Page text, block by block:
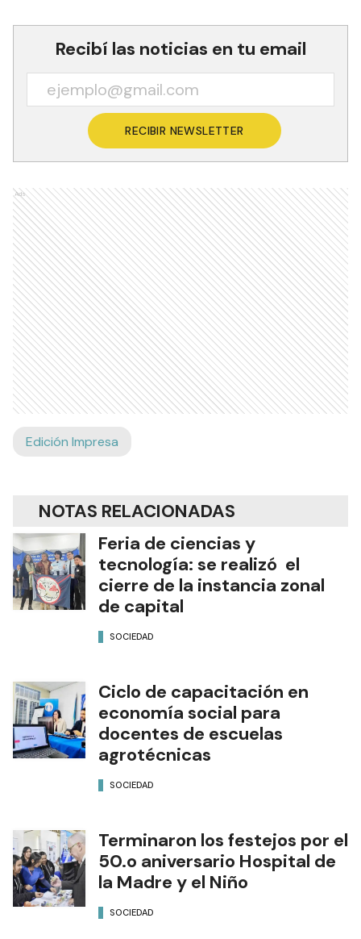
Recibí las noticias en tu email
RECIBIR NEWSLETTER
Ads
Edición Impresa
NOTAS RELACIONADAS
Feria de ciencias y
tecnología: se realizó el
cierre de la instancia zonal
de capital
SOCIEDAD
Ciclo de capacitación en
economía social para
docentes de escuelas
agrotécnicas
SOCIEDAD
Terminaron los festejos por el
50.o aniversario Hospital de
la Madre y el Niño
SOCIEDAD